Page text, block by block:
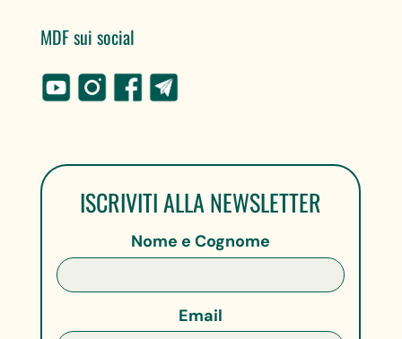
MDF sui social
ISCRIVITI ALLA NEWSLETTER
Nome e Cognome
Email